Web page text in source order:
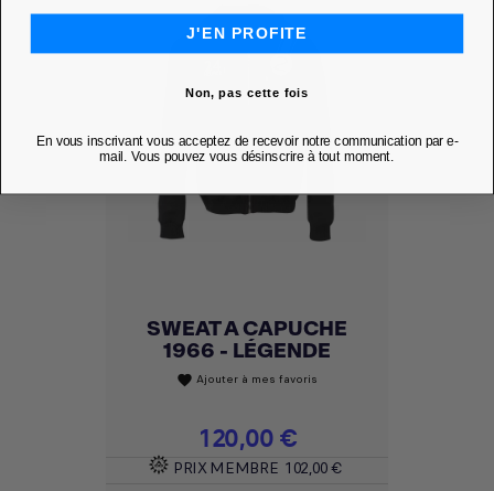
SWEAT A CAPUCHE
1966 - LÉGENDE
favorite Ajouter à mes favoris
Prix
120,00 €
PRIX MEMBRE 102,00 €
J'EN PROFITE
Non, pas cette fois
En vous inscrivant vous acceptez de recevoir notre communication par e-
mail. Vous pouvez vous désinscrire à tout moment.